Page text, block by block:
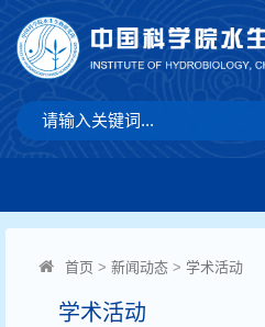
首页 > 新闻动态 > 学术活动
学术活动